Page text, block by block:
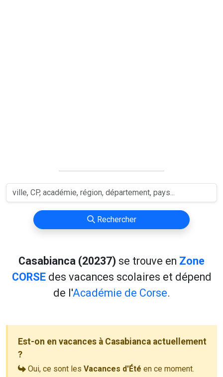
Rechercher
Casabianca (20237) se trouve en Zone
CORSEdes vacances scolaires et dépend
de l'Académie de Corse.
Est-on en vacances à Casabianca actuellement
?
Oui, ce sont les Vacances d'Été en ce moment.